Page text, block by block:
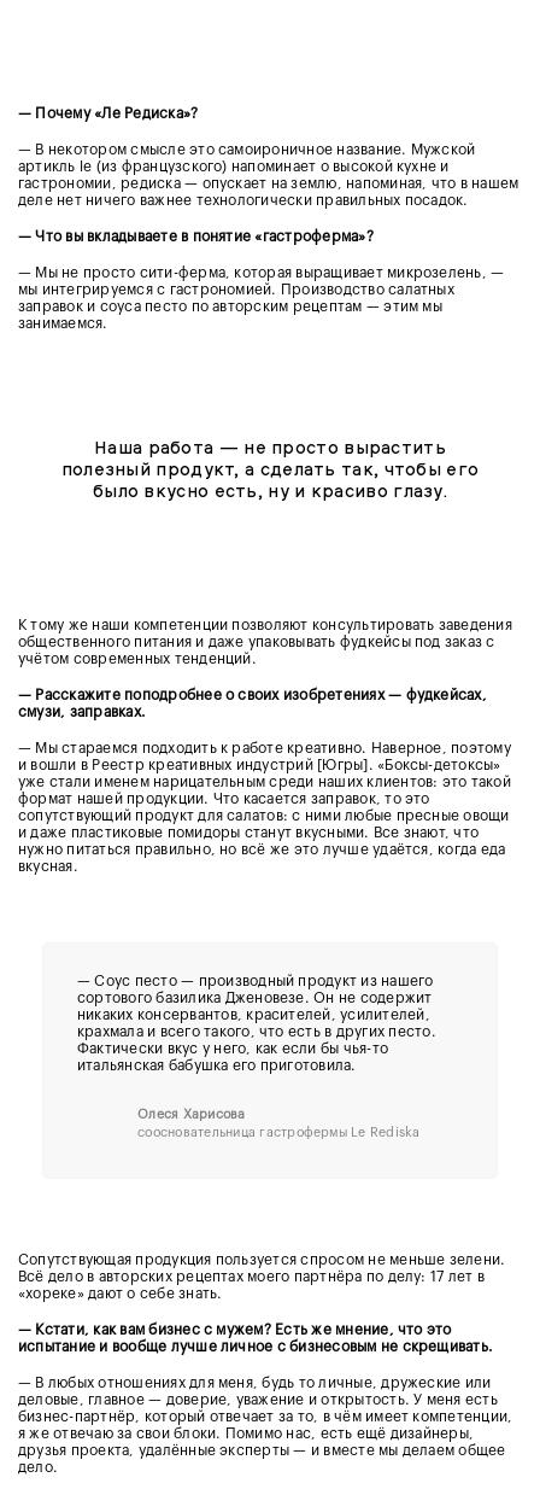
— Почему «Ле Редиска»?
— В некотором смысле это самоироничное название. Мужской
артикль le (из французского) напоминает о высокой кухне и
гастрономии, редиска — опускает на землю, напоминая, что в нашем
деле нет ничего важнее технологически правильных посадок.
— Что вы вкладываете в понятие «гастроферма»?
— Мы не просто сити-ферма, которая выращивает микрозелень, —
мы интегрируемся с гастрономией. Производство салатных
заправок и соуса песто по авторским рецептам — этим мы
занимаемся.
Наша работа — не просто вырастить
полезный продукт, а сделать так, чтобы его
было вкусно есть, ну и красиво глазу.
К тому же наши компетенции позволяют консультировать заведения
общественного питания и даже упаковывать фудкейсы под заказ с
учётом современных тенденций.
— Расскажите поподробнее о своих изобретениях — фудкейсах,
смузи, заправках.
— Мы стараемся подходить к работе креативно. Наверное, поэтому
и вошли в Реестр креативных индустрий [Югры]. «Боксы-детоксы»
уже стали именем нарицательным среди наших клиентов: это такой
формат нашей продукции. Что касается заправок, то это
сопутствующий продукт для салатов: с ними любые пресные овощи
и даже пластиковые помидоры станут вкусными. Все знают, что
нужно питаться правильно, но всё же это лучше удаётся, когда еда
вкусная.
—Соус песто — производный продукт из нашего
сортового базилика Дженовезе. Он не содержит
никаких консервантов, красителей, усилителей,
крахмала и всего такого, что есть в других песто.
Фактически вкус у него, как если бы чья-то
итальянская бабушка его приготовила.
Олеся Харисова
соосновательница гастрофермы Le Rediska
Сопутствующая продукция пользуется спросом не меньше зелени.
Всё дело в авторских рецептах моего партнёра по делу: 17 лет в
«хореке» дают о себе знать.
— Кстати, как вам бизнес с мужем? Есть же мнение, что это
испытание и вообще лучше личное с бизнесовым не скрещивать.
— В любых отношениях для меня, будь то личные, дружеские или
деловые, главное — доверие, уважение и открытость. У меня есть
бизнес-партнёр, который отвечает за то, в чём имеет компетенции,
я же отвечаю за свои блоки. Помимо нас, есть ещё дизайнеры,
друзья проекта, удалённые эксперты — и вместе мы делаем общее
дело.